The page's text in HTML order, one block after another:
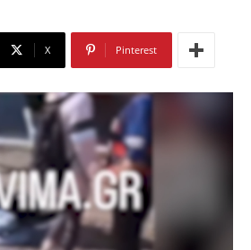
X Pinterest